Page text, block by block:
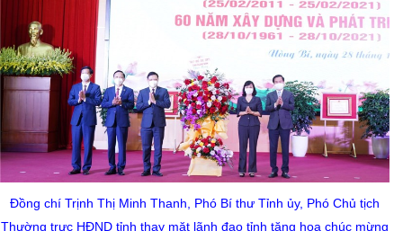
Đồng chí Trịnh Thị Minh Thanh, Phó Bí thư Tỉnh ủy, Phó Chủ tịch
Thường trực HĐND tỉnh thay mặt lãnh đạo tỉnh tặng hoa chúc mừng